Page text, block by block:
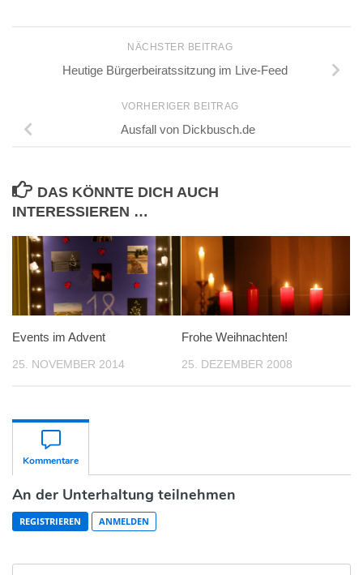
NÄCHSTER BEITRAG
Heutige Bürgerbeiratssitzung im Live-Feed
VORHERIGER BEITRAG
Ausfall von Dickbusch.de
DAS KÖNNTE DICH AUCH
INTERESSIEREN …
Events im Advent
25. NOVEMBER 2014
Frohe Weihnachten!
25. DEZEMBER 2008